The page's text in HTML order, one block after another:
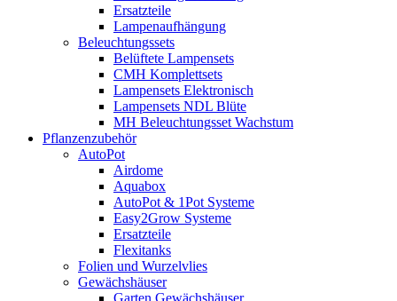
Ersatzteile
Lampenaufhängung
Beleuchtungssets
Belüftete Lampensets
CMH Komplettsets
Lampensets Elektronisch
Lampensets NDL Blüte
MH Beleuchtungsset Wachstum
Pflanzenzubehör
AutoPot
Airdome
Aquabox
AutoPot & 1Pot Systeme
Easy2Grow Systeme
Ersatzteile
Flexitanks
Folien und Wurzelvlies
Gewächshäuser
Garten Gewächshäuser